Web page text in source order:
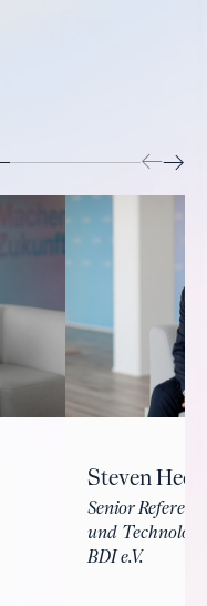
Steven
Senior
und
BDI e.V.